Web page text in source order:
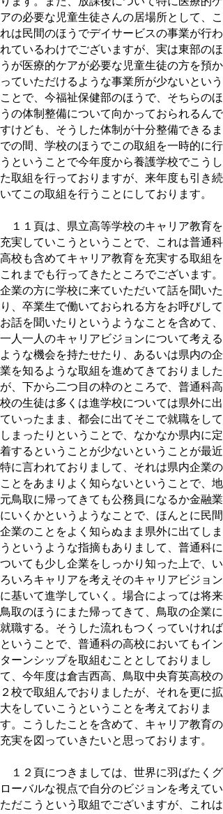
アの必要な児童生徒さんの居場所として、こ
れは民間のほうでデイサービスの事業が行わ
れているわけでございますが、実は東部のほ
うが医療的ケアが必要な児童生徒の方を預か
っていただけるような事業所が少ないという
ことで、今福祉保健部のほうで、そちらのほ
うの体制整備について向かっておられるんで
すけども、そうした体制が十分整備できるま
での間、学校のほうでこの取組を一時的に行
うということで今年度から養護学校でこうし
た取組を行っておりますが、来年度も引き続
いてこの取組を行うことにしております。
１１頁は、県立高等学校のキャリア教育を
充実していこうということで、これは普通科
高校も含めてキャリア教育を充実する取組を
これまでも行ってきたところでございます。
企業の方に学校に来ていただいて話を聞いた
り、卒業生で働いておられる方をお呼びして
お話を聞いたりというようなことを含めて、
一人一人のキャリアビジョンについて考える
ような機会を持たせたり、あるいは県内の企
業を知るような取組を進めてきておりました
が、下から二つ目の枠のところで、普通科高
校の生徒は多くは進学校については県外に出
ていったまま、都会に出てそこで就職をして
しまったりということで、なかなか県内に定
着するということが少ないということが最近
特に言われておりまして、それは県内企業の
ことをあまりよく知らないということで、地
元鳥取に帰ってきても公務員になるか金融業
にいくかというようなことで、ほんとに民間
企業のことをよく知らぬまま県外に出てしま
うというような指摘もありまして、普通科に
ついても少し企業をしっかり知った上で、い
ろいろキャリアを考えそのキャリアビジョン
に基いて進学していく。場合によっては将来
鳥取のほうにまた帰ってきて、鳥取の企業に
就職する。そうした流れもつくっていければ
ということで、普通科の高校においてもイン
ターンシップを取組むこととしておりまし
て、今年度は倉吉西高、鳥取中央育英高校の
２校で取組んでおりましたが、それを更に拡
大をしていこうということを考えておりま
す。こうしたことを含めて、キャリア教育の
充実を図っていきたいと思っております。
１２頁につきましては、世界に羽ばたくグ
ローバルな視点で自分のビジョンを考えてい
ただこうという取組でございますが、これは